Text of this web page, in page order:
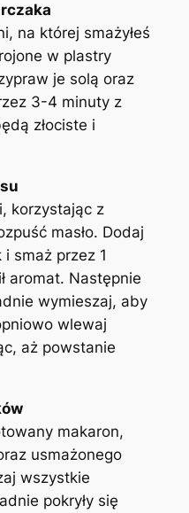
na której smażyłeś
w plastry
je solą oraz
3-4 minuty z
złociste i
korzystając z
masło. Dodaj
smaż przez 1
aromat. Następnie
wymieszaj, aby
wlewaj
aż powstanie
makaron,
usmażonego
wszystkie
pokryły się